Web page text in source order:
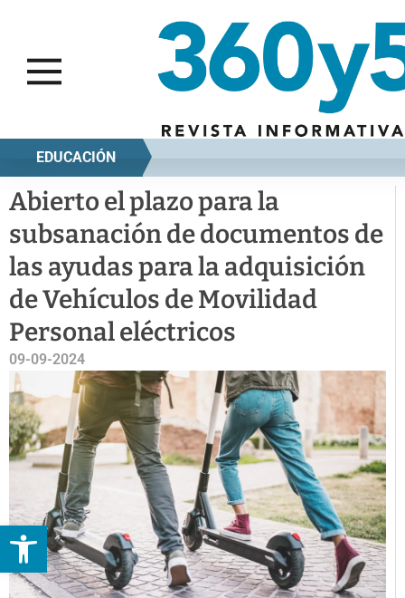
Abrir barra de herramientas
EDUCACIÓN
Abierto el plazo para la
subsanación de documentos de
las ayudas para la adquisición
de Vehículos de Movilidad
Personal eléctricos
09-09-2024